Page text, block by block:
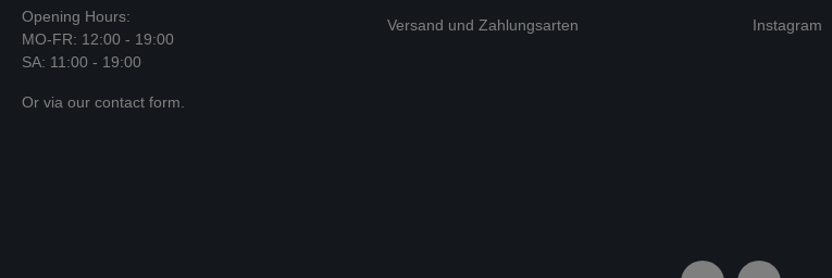
Opening Hours:
MO-FR: 12:00 - 19:00
SA: 11:00 - 19:00
Or via our contact form
Versand und Zahlungsarten
Instagram